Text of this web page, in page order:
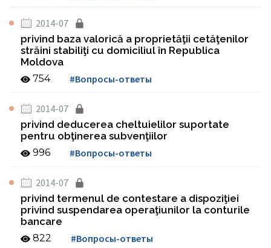
2014-07
privind baza valorică a proprietăţii cetăţenilor
străini stabiliţi cu domiciliul în Republica
Moldova
754 #Вопросы-ответы
2014-07
privind deducerea cheltuielilor suportate
pentru obţinerea subvenţiilor
996 #Вопросы-ответы
2014-07
privind termenul de contestare a dispoziţiei
privind suspendarea operaţiunilor la conturile
bancare
822 #Вопросы-ответы